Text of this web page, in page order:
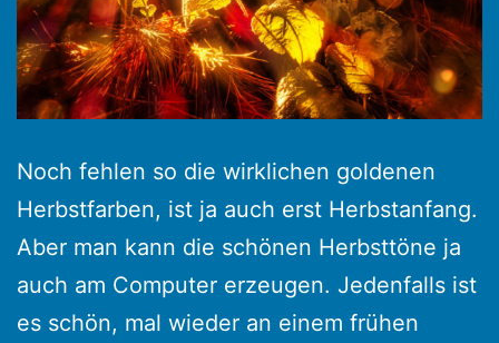
Noch fehlen so die wirklichen goldenen
Herbstfarben, ist ja auch erst Herbstanfang.
Aber man kann die schönen Herbsttöne ja
auch am Computer erzeugen. Jedenfalls ist
es schön, mal wieder an einem frühen